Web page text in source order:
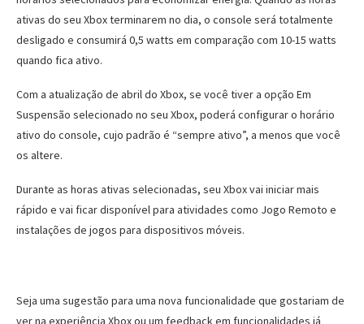
ativas do seu Xbox terminarem no dia, o console será totalmente
desligado e consumirá 0,5 watts em comparação com 10-15 watts
quando fica ativo.
Com a atualização de abril do Xbox, se você tiver a opção Em
Suspensão selecionado no seu Xbox, poderá configurar o horário
ativo do console, cujo padrão é “sempre ativo”, a menos que você
os altere.
Durante as horas ativas selecionadas, seu Xbox vai iniciar mais
rápido e vai ficar disponível para atividades como Jogo Remoto e
instalações de jogos para dispositivos móveis.
Seja uma sugestão para uma nova funcionalidade que gostariam de
ver na experiência Xbox ou um feedback em funcionalidades já